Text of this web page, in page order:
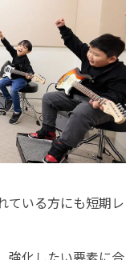
ている方にも短期レ